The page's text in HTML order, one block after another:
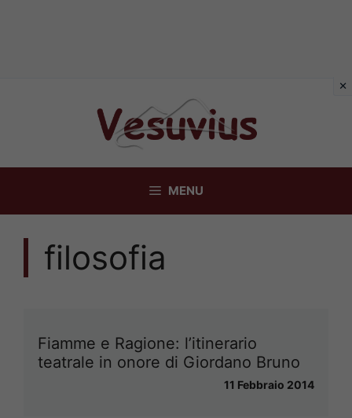
MENU
filosofia
Fiamme e Ragione: l’itinerario
teatrale in onore di Giordano Bruno
11 Febbraio 2014